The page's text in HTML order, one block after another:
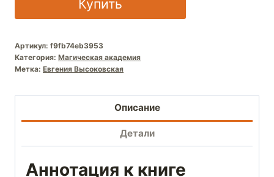
Купить
Артикул: f9fb74eb3953
Категория: Магическая академия
Метка: Евгения Высоковская
Описание
Детали
Аннотация к книге